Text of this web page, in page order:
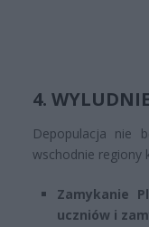
4.
Depopulacja nie
wschodnie regiony
Zamykanie
uczniów i